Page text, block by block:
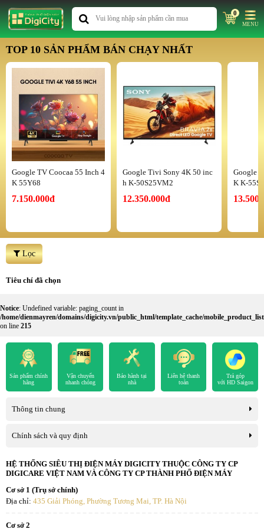
0
MENU
TOP 10 SẢN PHẨM BÁN CHẠY NHẤT
Google TV Coocaa 55 Inch 4
K 55Y68
7.150.000đ
Google Tivi Sony 4K 50 inc
h K-50S25VM2
12.350.000đ
Google
K K-
Lọc
Tiêu chí đã chọn
Notice: Undefined variable: paging_count in
/home/dienmayren/domains/digicity.vn/public_html/template_cache/
on line 215
Sản phẩm chính
hãng
Vận chuyển
nhanh chóng
Bảo hành tại
nhà
Liên hệ thanh
toán
Trả góp
với HD Saigon
Thông tin chung
Chính sách và quy định
HỆ THỐNG SIÊU THỊ ĐIỆN MÁY DIGICITY THUỘC CÔNG TY CP
DIGICARE VIỆT NAM VÀ CÔNG TY CP THÀNH PHỐ ĐIỆN MÁY
Cơ sở 1 (Trụ sở chính)
Địa chỉ: 435 Giải Phóng, Phường Tương Mai, TP. Hà Nội
Cơ sở 2